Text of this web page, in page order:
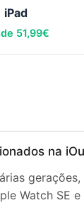
iPad
51,99€
na
Watch SE